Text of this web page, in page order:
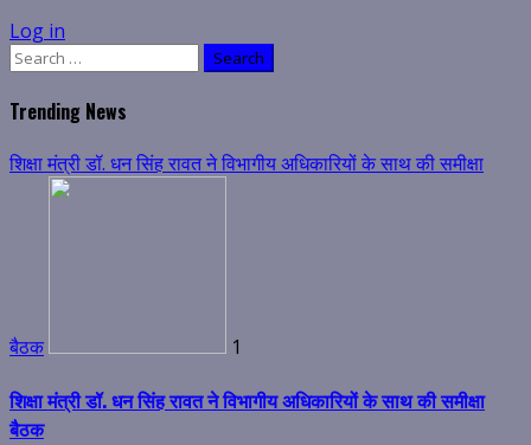
Log in
Search
Trending News
शिक्षा मंत्री डॉ. धन सिंह रावत ने विभागीय अधिकारियों के साथ की समीक्षा
बैठक 1
शिक्षा मंत्री डॉ. धन सिंह रावत ने विभागीय अधिकारियों के साथ की समीक्षा
बैठक